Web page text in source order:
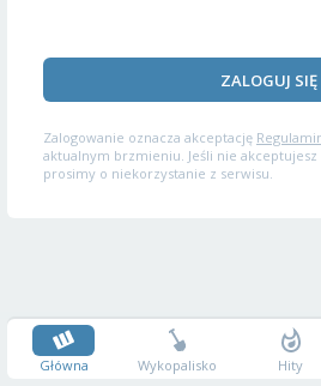
ZALOGUJ SIĘ
Zalogowanie oznacza akceptację
aktualnym brzmieniu. Jeśli nie akceptujesz
prosimy o niekorzystanie z serwisu.
Główna Wykopalisko Hity